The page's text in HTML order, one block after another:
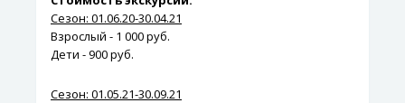
Сезон: 01.06.20-30.04.21
Взрослый - 1 000 руб.
Дети - 900 руб.
Сезон: 01.05.21-30.09.21